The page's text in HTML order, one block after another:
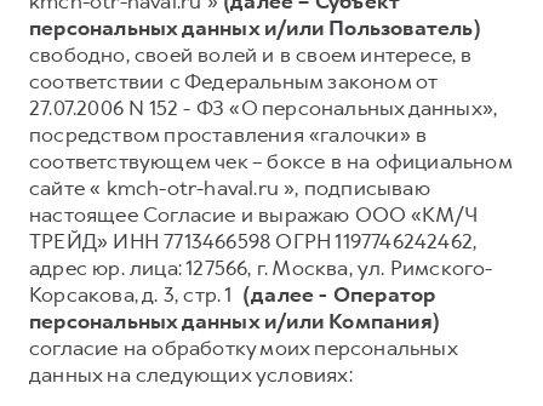
DARGO DARGO X
от 3 499 000 ₽
F7
от 2 899 000 ₽
F7X
от 3 599 000 ₽
Тест-драйв
Трейд-ин
КРЕДИТ И СТРАХОВАНИЕ
Кредитный калькулятор
Страхование
Кредит
КОРПОРАТИВНЫМ КЛИЕНТАМ
Для малого бизнеса
СЕРВИСНОЕ ОБСЛУЖИВАНИЕ
Нулевое ТО
Программа «Помощь на дороге»
Регламенты технического обслуживания
Электронный ПТС
ПОДДЕРЖКА
GWM Безопасность
Гарантия HAVAL
Мобильное приложение GWM
О дилере
Наша команда
Контакты
персональных данных и/или Пользователь)
свободно, своей волей и в своем интересе, в
соответствии с Федеральным законом от
27.07.2006 N 152 - ФЗ «О персональных данных»,
посредством проставления «галочки» в
соответствующем чек – боксе в на официальном
сайте « kmch-otr-haval.ru », подписываю
настоящее Согласие и выражаю ООО «КМ/Ч
ТРЕЙД» ИНН 7713466598 ОГРН 1197746242462,
адрес юр. лица: 127566, г. Москва, ул. Римского-
Корсакова, д. 3, стр. 1 (далее - Оператор
персональных данных и/или Компания)
согласие на обработку моих персональных
данных на следующих условиях: